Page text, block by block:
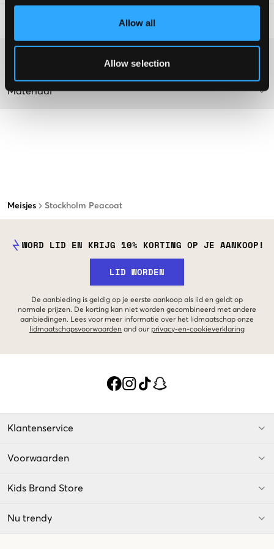
Allow all
Allow selection
Meisjes Stockholm Peacoat
Materiaal
WORD LID EN KRIJG 10% KORTING OP JE AANKOOP!
LID WORDEN
De aanbieding is geldig op je eerste aankoop als lid en geldt op
normale prijzen. De korting kan niet worden gecombineerd met andere
aanbiedingen. Lees voor meer informatie over het lidmaatschap onze
lidmaatschapsvoorwaarden and our privacy-en-cookieverklaring
Klantenservice
Voorwaarden
Kids Brand Store
Nu trendy